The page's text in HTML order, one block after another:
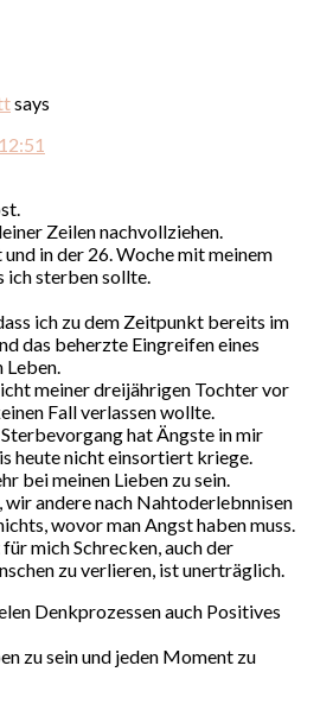
says
Zeilen nachvollziehen.
in der 26. Woche mit meinem
ich sterben sollte.
ich zu dem Zeitpunkt bereits im
das beherzte Eingreifen eines
meiner dreijährigen Tochter vor
Fall verlassen wollte.
hat Ängste in mir
heute nicht einsortiert kriege.
bei meinen Lieben zu sein.
wir andere nach Nahtoderlebnnisen
wovor man Angst haben muss.
mich Schrecken, auch der
zu verlieren, ist unerträglich.
Denkprozessen auch Positives
zu sein und jeden Moment zu